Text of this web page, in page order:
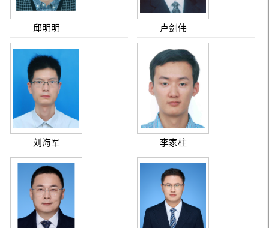
邱明明 卢剑伟
刘海军 李家柱